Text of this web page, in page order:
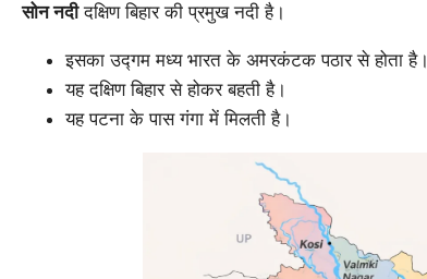
सोन नदीदक्षिण बिहार की प्रमुख नदी है।
इसका उद्गम मध्य भारत के अमरकंटक पठार से होता है।
यह दक्षिण बिहार से होकर बहती है।
यह पटना के पास गंगा में मिलती है।